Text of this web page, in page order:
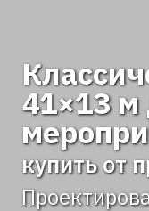
41×13
купить от